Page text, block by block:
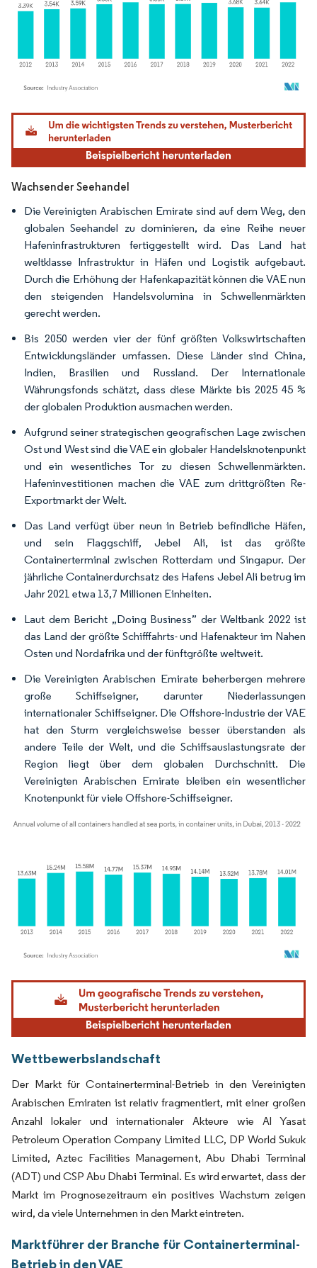
Bild © Mordor Intelligence. Wiederverwendung erfordert Namensnennung gemäß
Wachsender Seehandel
Die Vereinigten Arabischen Emirate sind auf dem Weg, den
globalen Seehandel zu dominieren, da eine Reihe neuer
Hafeninfrastrukturen fertiggestellt wird. Das Land hat
weltklasse Infrastruktur in Häfen und Logistik aufgebaut.
Durch die Erhöhung der Hafenkapazität können die VAE nun
den steigenden Handelsvolumina in Schwellenmärkten
gerecht werden.
Bis 2050 werden vier der fünf größten Volkswirtschaften
Entwicklungsländer umfassen. Diese Länder sind China,
Indien, Brasilien und Russland. Der Internationale
Währungsfonds schätzt, dass diese Märkte bis 2025 45 %
der globalen Produktion ausmachen werden.
Aufgrund seiner strategischen geografischen Lage zwischen
Ost und West sind die VAE ein globaler Handelsknotenpunkt
und ein wesentliches Tor zu diesen Schwellenmärkten.
Hafeninvestitionen machen die VAE zum drittgrößten Re-
Exportmarkt der Welt.
Das Land verfügt über neun in Betrieb befindliche Häfen,
und sein Flaggschiff, Jebel Ali, ist das größte
Containerterminal zwischen Rotterdam und Singapur. Der
jährliche Containerdurchsatz des Hafens Jebel Ali betrug im
Jahr 2021 etwa 13,7 Millionen Einheiten.
Laut dem Bericht „Doing Business” der Weltbank 2022 ist
das Land der größte Schifffahrts- und Hafenakteur im Nahen
Osten und Nordafrika und der fünftgrößte weltweit.
Die Vereinigten Arabischen Emirate beherbergen mehrere
große Schiffseigner, darunter Niederlassungen
internationaler Schiffseigner. Die Offshore-Industrie der VAE
hat den Sturm vergleichsweise besser überstanden als
andere Teile der Welt, und die Schiffsauslastungsrate der
Region liegt über dem globalen Durchschnitt. Die
Vereinigten Arabischen Emirate bleiben ein wesentlicher
Knotenpunkt für viele Offshore-Schiffseigner.
Bild © Mordor Intelligence. Wiederverwendung erfordert Namensnennung gemäß
Wettbewerbslandschaft
Der Markt für Containerterminal-Betrieb in den Vereinigten
Arabischen Emiraten ist relativ fragmentiert, mit einer großen
Anzahl lokaler und internationaler Akteure wie Al Yasat
Petroleum Operation Company Limited LLC, DP World Sukuk
Limited, Aztec Facilities Management, Abu Dhabi Terminal
(ADT) und CSP Abu Dhabi Terminal. Es wird erwartet, dass der
Markt im Prognosezeitraum ein positives Wachstum zeigen
wird, da viele Unternehmen in den Markt eintreten.
Marktführer der Branche für Containerterminal-
Betrieb in den VAE